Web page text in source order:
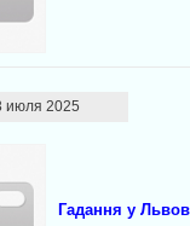
июля 2025
Гадання у